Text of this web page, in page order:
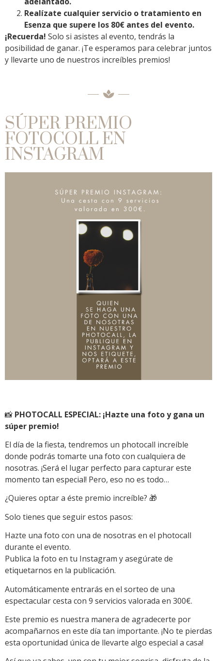
Realízate cualquier servicio o tratamiento en
Esenza que supere los 80€ antes del evento.
¡Recuerda! Solo si asistes al evento, tendrás la
posibilidad de ganar. ¡Te esperamos para celebrar juntos
y llevarte uno de nuestros increíbles premios!
SÚPER PREMIO
FOTOCOLL EN
INSTAGRAM
📸 PHOTOCALL ESPECIAL: ¡Hazte una foto y gana un
súper premio!
El día de la fiesta, tendremos un photocall increíble
donde podrás tomarte una foto con cualquiera de
nosotras. ¡Será el lugar perfecto para capturar este
momento tan especial! Pero, eso no es todo…
¿Quieres optar a éste premio increíble? 🎁
Solo tienes que seguir estos pasos:
Hazte una foto con una de nosotras en el photocall
durante el evento.
Publica la foto en tu Instagram y asegúrate de
etiquetarnos en la publicación.
Automáticamente entrarás en el sorteo de una
espectacular cesta con 9 servicios valorada en 300€.
Este premio es nuestra manera de agradecerte por
acompañarnos en este día tan importante. ¡No te pierdas
esta oportunidad única de llevarte algo especial a casa!